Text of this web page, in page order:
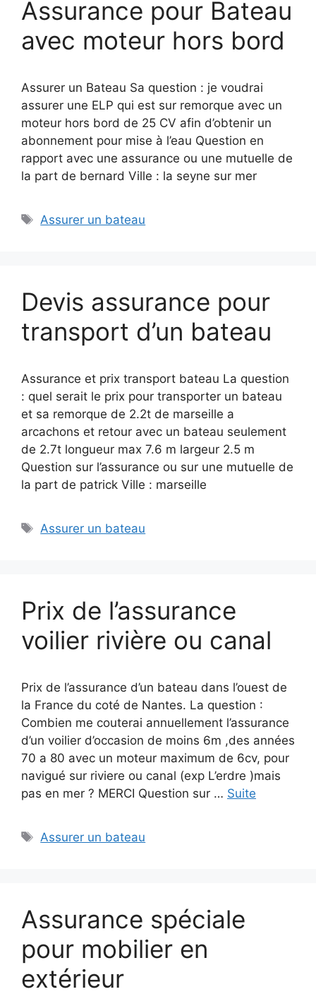
Assurance pour Bateau
avec moteur hors bord
Assurer un Bateau Sa question : je voudrai
assurer une ELP qui est sur remorque avec un
moteur hors bord de 25 CV afin d’obtenir un
abonnement pour mise à l’eau Question en
rapport avec une assurance ou une mutuelle de
la part de bernard Ville : la seyne sur mer
Étiquettes
Assurer un bateau
Devis assurance pour
transport d’un bateau
Assurance et prix transport bateau La question
: quel serait le prix pour transporter un bateau
et sa remorque de 2.2t de marseille a
arcachons et retour avec un bateau seulement
de 2.7t longueur max 7.6 m largeur 2.5 m
Question sur l’assurance ou sur une mutuelle de
la part de patrick Ville : marseille
Étiquettes
Assurer un bateau
Prix de l’assurance
voilier rivière ou canal
Prix de l’assurance d’un bateau dans l’ouest de
la France du coté de Nantes. La question :
Combien me couterai annuellement l’assurance
d’un voilier d’occasion de moins 6m ,des années
70 a 80 avec un moteur maximum de 6cv, pour
navigué sur riviere ou canal (exp L’erdre )mais
pas en mer ? MERCI Question sur … Suite
Étiquettes
Assurer un bateau
Assurance spéciale
pour mobilier en
extérieur